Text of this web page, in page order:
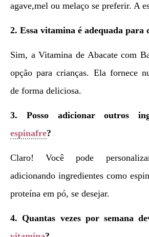
agave,mel ou melaço se preferir. A
2. Essa vitamina é adequada para
Sim, a Vitamina de Abacate com
opção para crianças. Ela fornece
de forma deliciosa.
3. Posso adicionar outros
espinafre?
Claro! Você pode
adicionando ingredientes como
proteína em pó, se desejar.
4. Quantas vezes por semana